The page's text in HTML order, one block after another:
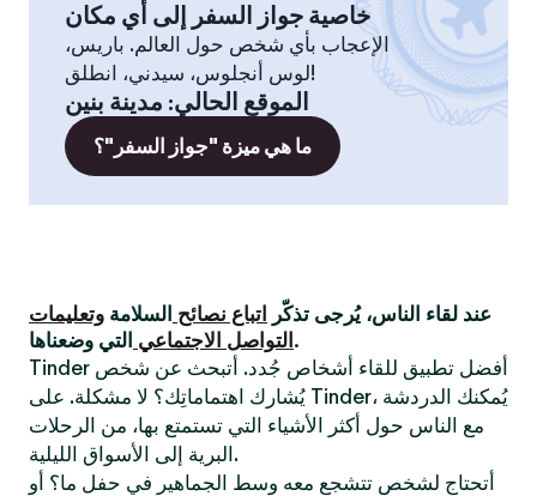
خاصية جواز السفر إلى أي مكان
الإعجاب بأي شخص حول العالم. باريس،
لوس أنجلوس، سيدني، انطلق!
الموقع الحالي: مدينة بنين
ما هي ميزة "جواز السفر"؟
عند لقاء الناس، يُرجى تذكّر اتباع نصائح السلامة وتعليمات
التواصل الاجتماعي التي وضعناها.
Tinder أفضل تطبيق للقاء أشخاص جُدد. أتبحث عن شخص
يُشارك اهتماماتِك؟ لا مشكلة. على Tinder، يُمكنك الدردشة
مع الناس حول أكثر الأشياء التي تستمتع بها، من الرحلات
البرية إلى الأسواق الليلية.
أتحتاج لشخص تتشجع معه وسط الجماهير في حفل ما؟ أو